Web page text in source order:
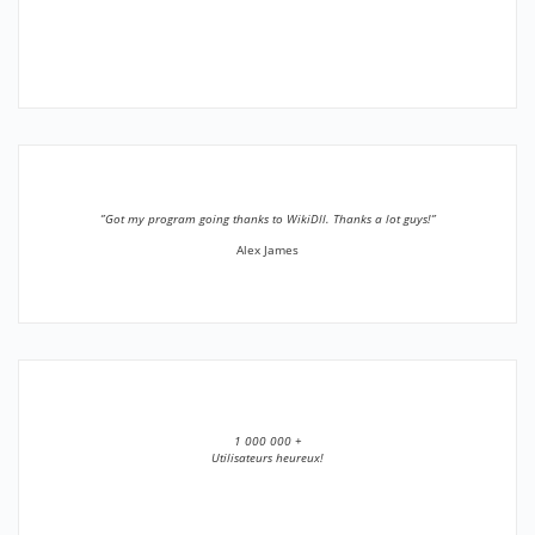
”Got my program going thanks to WikiDll. Thanks a lot guys!”
Alex James
1 000 000 +
Utilisateurs heureux!